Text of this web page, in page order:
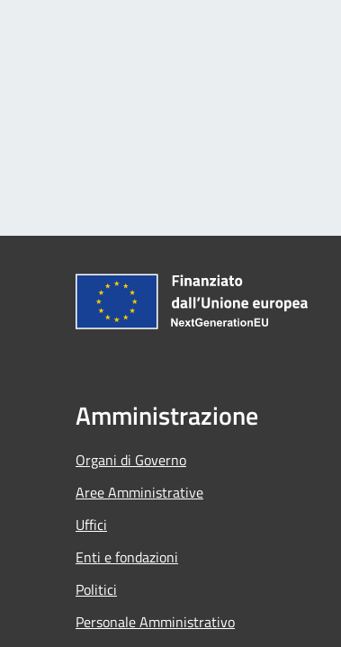
Amministrazione
Organi di Governo
Aree Amministrative
Uffici
Enti e fondazioni
Politici
Personale Amministrativo